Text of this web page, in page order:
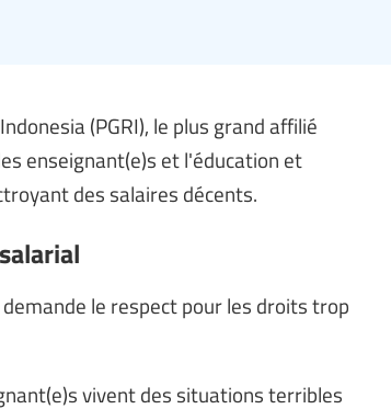
(PGRI), le plus grand affilié
enseignant(e)s et l'éducation et
des salaires décents.
le respect pour les droits trop
vivent des situations terribles